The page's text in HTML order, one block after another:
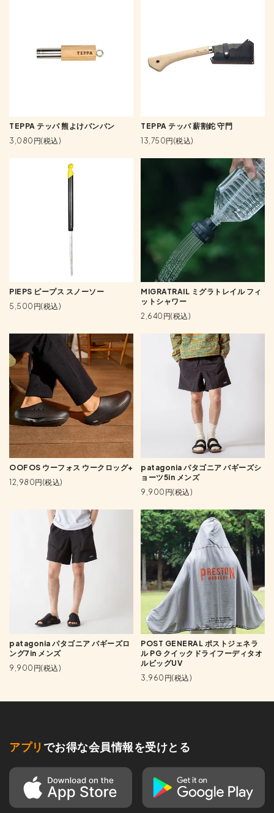
TEPPA テッパ 熊よけバンバン
3,080円(税込)
TEPPA テッパ 薪割鉈 守門
13,750円(税込)
PIEPS ピープス スノーソー
5,500円(税込)
MIGRATRAIL ミグラトレイル フィ
ットシャワー
2,640円(税込)
OOFOS ウーフォス ウークロッグ+
12,980円(税込)
patagonia パタゴニア バギーズシ
ョーツ5in メンズ
9,900円(税込)
patagonia パタゴニア バギーズロ
ング7in メンズ
9,900円(税込)
POST GENERAL ポストジェネラ
ル PG クイックドライフーディタオ
ルビッグUV
3,960円(税込)
アプリ でお得な会員情報を受けとる